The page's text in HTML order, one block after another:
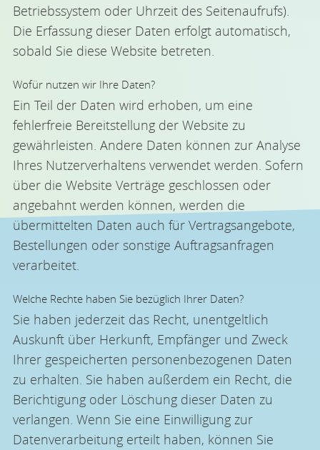
Betriebssystem oder Uhrzeit des Seitenaufrufs).
Die Erfassung dieser Daten erfolgt automatisch,
sobald Sie diese Website betreten.
Wofür nutzen wir Ihre Daten?
Ein Teil der Daten wird erhoben, um eine
fehlerfreie Bereitstellung der Website zu
gewährleisten. Andere Daten können zur Analyse
Ihres Nutzerverhaltens verwendet werden. Sofern
über die Website Verträge geschlossen oder
angebahnt werden können, werden die
übermittelten Daten auch für Vertragsangebote,
Bestellungen oder sonstige Auftragsanfragen
verarbeitet.
Welche Rechte haben Sie bezüglich Ihrer Daten?
Sie haben jederzeit das Recht, unentgeltlich
Auskunft über Herkunft, Empfänger und Zweck
Ihrer gespeicherten personenbezogenen Daten
zu erhalten. Sie haben außerdem ein Recht, die
Berichtigung oder Löschung dieser Daten zu
verlangen. Wenn Sie eine Einwilligung zur
Datenverarbeitung erteilt haben, können Sie